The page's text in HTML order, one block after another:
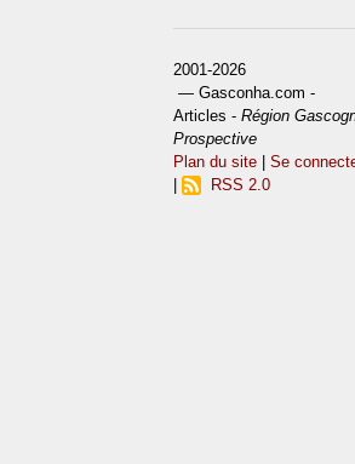
2001-2026
— Gasconha.com -
Articles -Région
Prospective
Plan du site |Se
RSS 2.0